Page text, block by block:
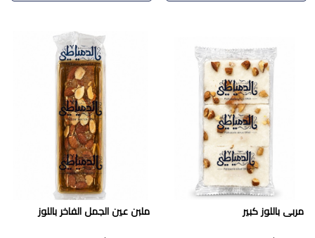
مربى باللوز كبير ملبن عين الجمل الفاخر باللوز